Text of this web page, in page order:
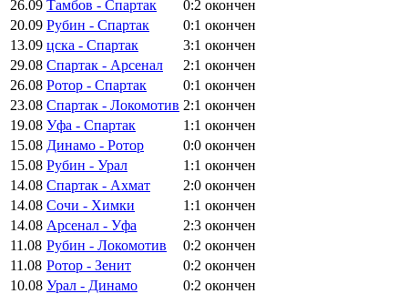
26.09 Тамбов - Спартак 0:2 окончен
20.09 Рубин - Спартак 0:1 окончен
13.09 цска - Спартак 3:1 окончен
29.08 Спартак - Арсенал 2:1 окончен
26.08 Ротор - Спартак 0:1 окончен
23.08 Спартак - Локомотив 2:1 окончен
19.08 Уфа - Спартак 1:1 окончен
15.08 Динамо - Ротор 0:0 окончен
15.08 Рубин - Урал 1:1 окончен
14.08 Спартак - Ахмат 2:0 окончен
14.08 Сочи - Химки 1:1 окончен
14.08 Арсенал - Уфа 2:3 окончен
11.08 Рубин - Локомотив 0:2 окончен
11.08 Ротор - Зенит 0:2 окончен
10.08 Урал - Динамо 0:2 окончен